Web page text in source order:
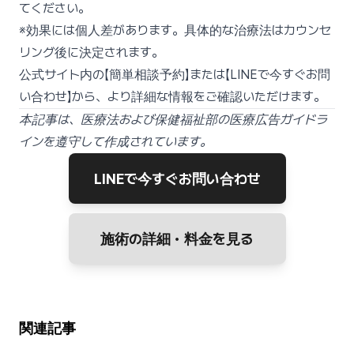
てください。
※効果には個人差があります。具体的な治療法はカウンセ
リング後に決定されます。
公式サイト内の【簡単相談予約】または【LINEで今すぐお問
い合わせ】から、より詳細な情報をご確認いただけます。
本記事は、医療法および保健福祉部の医療広告ガイドラ
インを遵守して作成されています。
LINEで今すぐお問い合わせ
施術の詳細・料金を見る
関連記事